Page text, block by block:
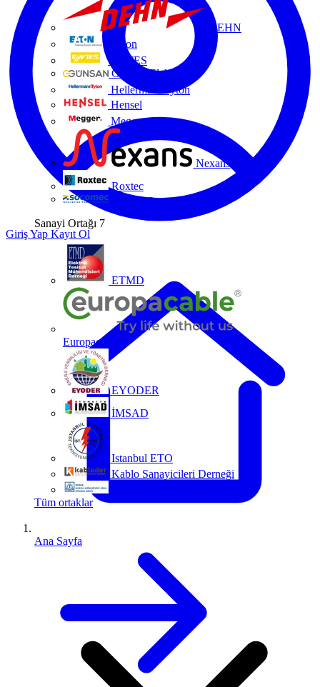
DEHN
Eaton
ENTES
Günsan Elektrik
HellermannTyton
Hensel
Megger
Nexans
Roxtec
Socomec
Sanayi Ortağı 7
ETMD
Europacable
EYODER
İMSAD
Istanbul ETO
Kablo Sanayicileri Derneği
Tüm ortaklar
Giriş Yap Kayıt Ol
Ana Sayfa